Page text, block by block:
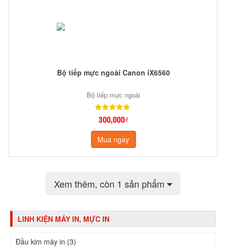
Bộ tiếp mực ngoài Canon iX6560
Bộ tiếp mực ngoài
300,000₫
Mua ngay
Xem thêm, còn 1 sản phẩm
LINH KIỆN MÁY IN, MỰC IN
Đầu kim máy in (3)